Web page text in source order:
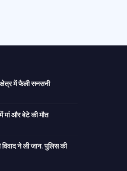
में फैली सनसनी
मां और बेटे की मौत
ने ली जान, पुलिस की